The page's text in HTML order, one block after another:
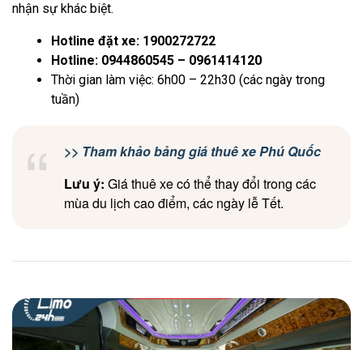
nhận sự khác biệt.
Hotline đặt xe: 1900272722
Hotline: 0944860545 – 0961414120
Thời gian làm việc: 6h00 – 22h30 (các ngày trong
tuần)
>> Tham khảo bảng giá thuê xe Phú Quốc
Lưu ý: Giá thuê xe có thể thay đổi trong các
mùa du lịch cao điểm, các ngày lễ Tết.